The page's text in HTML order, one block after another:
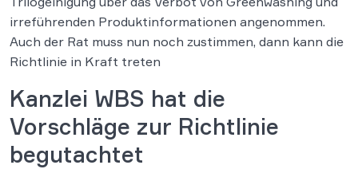
irreführenden Produktinformationen angenommen.
Auch der Rat muss nun noch zustimmen, dann kann die
Richtlinie in Kraft treten
Kanzlei WBS hat die
Vorschläge zur Richtlinie
begutachtet